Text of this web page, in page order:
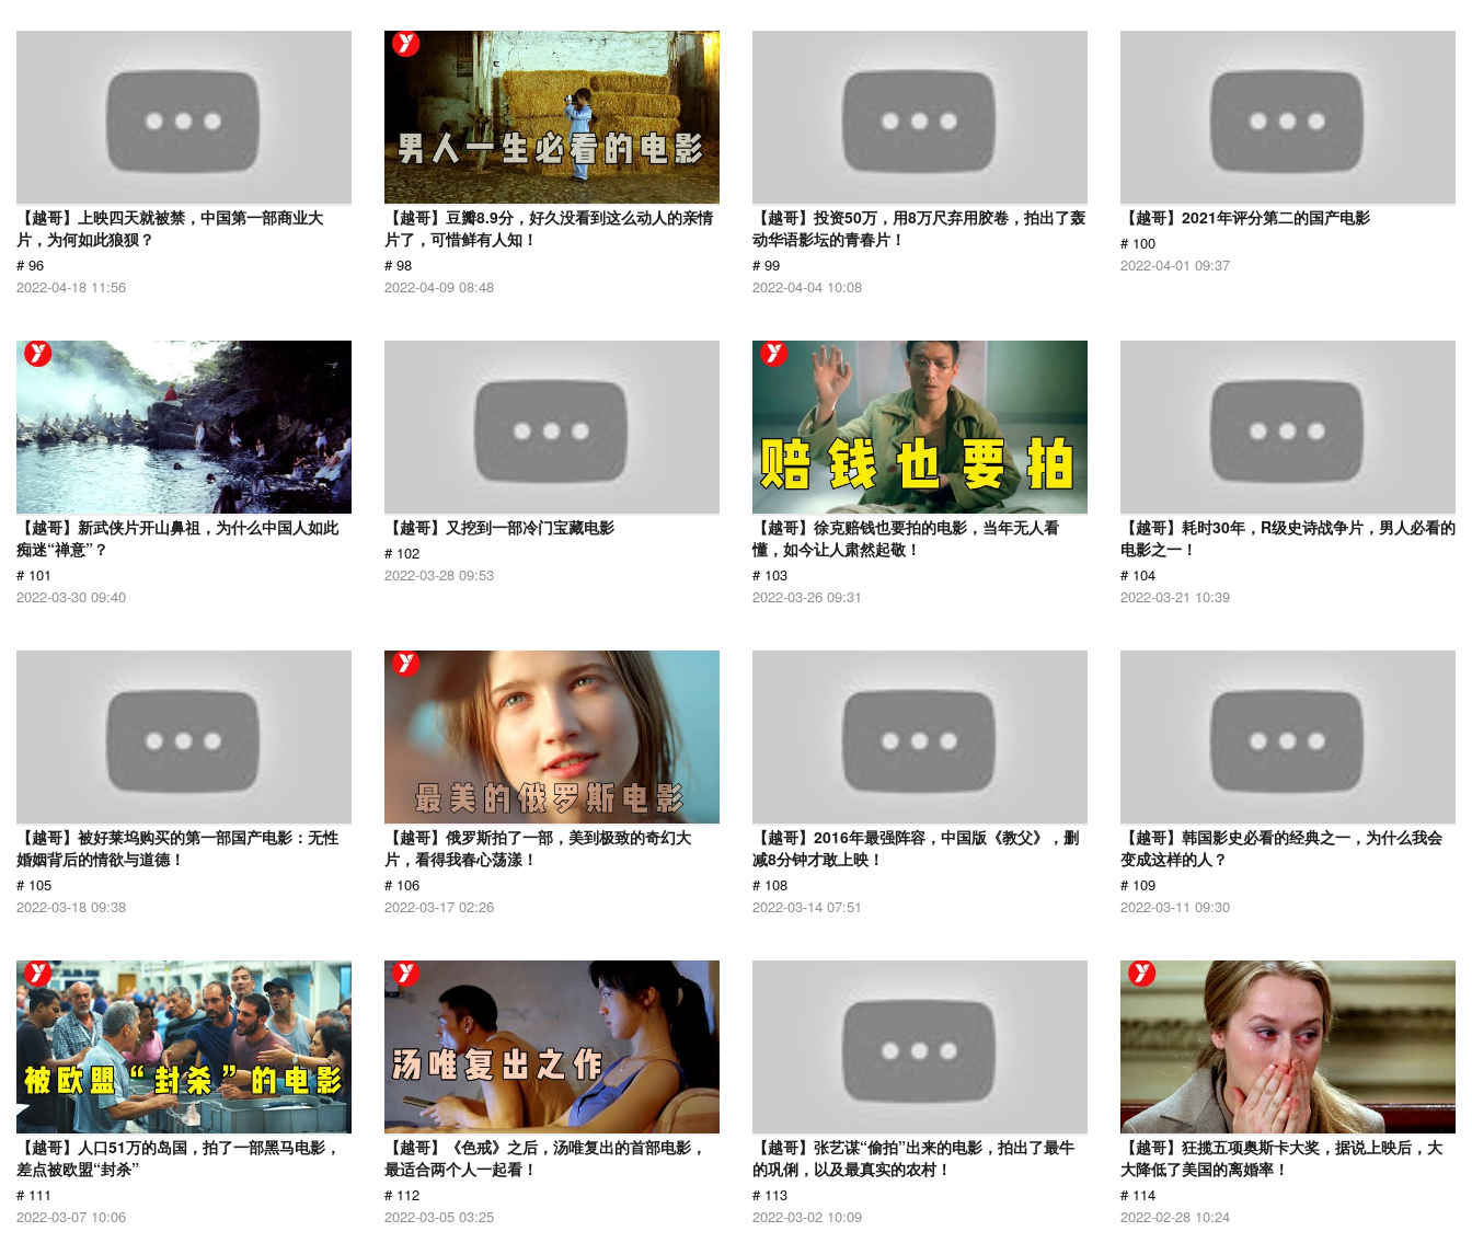
【越哥】上映四天就被禁，中国第一部商业大
片，为何如此狼狈？
# 96
2022-04-18 11:56
【越哥】豆瓣8.9分，好久没看到这么动人的亲情
片了，可惜鲜有人知！
# 98
2022-04-09 08:48
【越哥】投资50万，用8万尺弃用胶卷，拍出了轰
动华语影坛的青春片！
# 99
2022-04-04 10:08
【越哥】2021年评分第二的国产电影
# 100
2022-04-01 09:37
【越哥】新武侠片开山鼻祖，为什么中国人如此
痴迷“禅意”？
# 101
2022-03-30 09:40
【越哥】又挖到一部冷门宝藏电影
# 102
2022-03-28 09:53
【越哥】徐克赔钱也要拍的电影，当年无人看
懂，如今让人肃然起敬！
# 103
2022-03-26 09:31
【越哥】耗时30年，R级史诗战争片，男人必看的
电影之一！
# 104
2022-03-21 10:39
【越哥】被好莱坞购买的第一部国产电影：无性
婚姻背后的情欲与道德！
# 105
2022-03-18 09:38
【越哥】俄罗斯拍了一部，美到极致的奇幻大
片，看得我春心荡漾！
# 106
2022-03-17 02:26
【越哥】2016年最强阵容，中国版《教父》，删
减8分钟才敢上映！
# 108
2022-03-14 07:51
【越哥】韩国影史必看的经典之一，为什么我会
变成这样的人？
# 109
2022-03-11 09:30
【越哥】人口51万的岛国，拍了一部黑马电影，
差点被欧盟“封杀”
# 111
2022-03-07 10:06
【越哥】《色戒》之后，汤唯复出的首部电影，
最适合两个人一起看！
# 112
2022-03-05 03:25
【越哥】张艺谋“偷拍”出来的电影，拍出了最牛
的巩俐，以及最真实的农村！
# 113
2022-03-02 10:09
【越哥】狂揽五项奥斯卡大奖，据说上映后，大
大降低了美国的离婚率！
# 114
2022-02-28 10:24